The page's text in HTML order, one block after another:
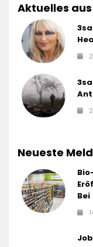
Aktuelles
Neueste
Bei